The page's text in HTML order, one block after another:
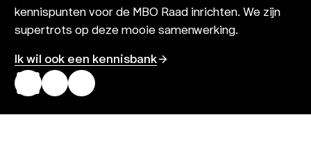
kennispunten voor de MBO Raad inrichten. We zijn
supertrots op deze mooie samenwerking.
Ik wil ook een kennisbank